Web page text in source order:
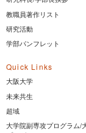
教職員著作リスト
研究活動
学部パンフレット
Quick Links
大阪大学
未来共生
超域
大学院副専攻プログラム/